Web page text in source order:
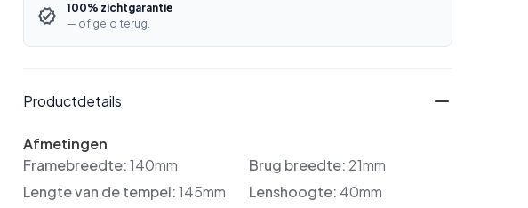
100% zichtgarantie
— of geld terug.
Productdetails
Afmetingen
Framebreedte:140mm Brug breedte: 21mm
Lengte van de tempel:145mm Lenshoogte: 40mm